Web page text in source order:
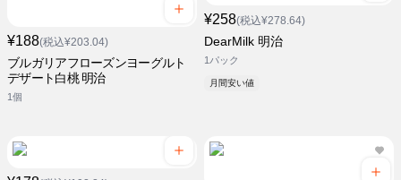
¥188(税込¥203.04)
ブルガリアフローズンヨーグルト
デザート白桃 明治
1個
¥258(税込¥278.64)
DearMilk 明治
1パック
月間安い値